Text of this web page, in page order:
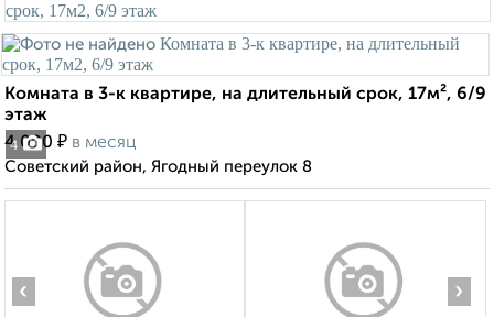
4
Комната в 3-к квартире, на длительный срок, 17м², 6/9
этаж
4 000 ₽ в месяц
Советский район, Ягодный переулок 8
‹ ›